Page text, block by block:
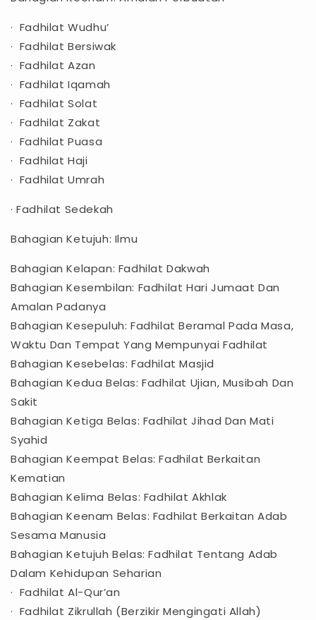
· Fadhilat Wudhu’
· Fadhilat Bersiwak
· Fadhilat Azan
· Fadhilat Iqamah
· Fadhilat Solat
· Fadhilat Zakat
· Fadhilat Puasa
· Fadhilat Haji
· Fadhilat Umrah
· Fadhilat Sedekah
Bahagian Ketujuh: Ilmu
Bahagian Kelapan: Fadhilat Dakwah
Bahagian Kesembilan: Fadhilat Hari Jumaat Dan
Amalan Padanya
Bahagian Kesepuluh: Fadhilat Beramal Pada Masa,
Waktu Dan Tempat Yang Mempunyai Fadhilat
Bahagian Kesebelas: Fadhilat Masjid
Bahagian Kedua Belas: Fadhilat Ujian, Musibah Dan
Sakit
Bahagian Ketiga Belas: Fadhilat Jihad Dan Mati
Syahid
Bahagian Keempat Belas: Fadhilat Berkaitan
Kematian
Bahagian Kelima Belas: Fadhilat Akhlak
Bahagian Keenam Belas: Fadhilat Berkaitan Adab
Sesama Manusia
Bahagian Ketujuh Belas: Fadhilat Tentang Adab
Dalam Kehidupan Seharian
· Fadhilat Al-Qur’an
· Fadhilat Zikrullah (Berzikir Mengingati Allah)